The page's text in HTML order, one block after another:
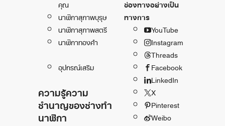
คุณ
นาฬิกาสุภาพบุรุษ
นาฬิกาสุภาพสตรี
นาฬิกาทองคำ
อุปกรณ์เสริม
ความรู้ความ
ชำนาญของช่างทำ
นาฬิกา
ช่องทางอย่างเป็น
ทางการ
YouTube
Instagram
Threads
Facebook
LinkedIn
X
Pinterest
Weibo